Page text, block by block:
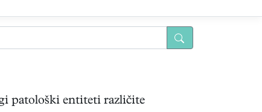
patološki entiteti različite